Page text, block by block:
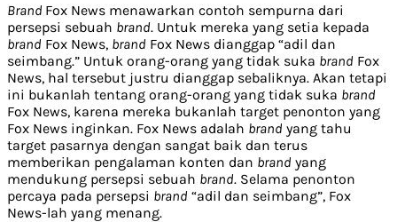
Brand Fox News menawarkan contoh sempurna dari
persepsi sebuah brand. Untuk mereka yang setia kepada
brand Fox News, brand Fox News dianggap “adil dan
seimbang.” Untuk orang-orang yang tidak suka brand Fox
News, hal tersebut justru dianggap sebaliknya. Akan tetapi
ini bukanlah tentang orang-orang yang tidak suka brand
Fox News, karena mereka bukanlah target penonton yang
Fox News inginkan. Fox News adalah brand yang tahu
target pasarnya dengan sangat baik dan terus
memberikan pengalaman konten dan brand yang
mendukung persepsi sebuah brand. Selama penonton
percaya pada persepsi brand “adil dan seimbang”, Fox
News-lah yang menang.